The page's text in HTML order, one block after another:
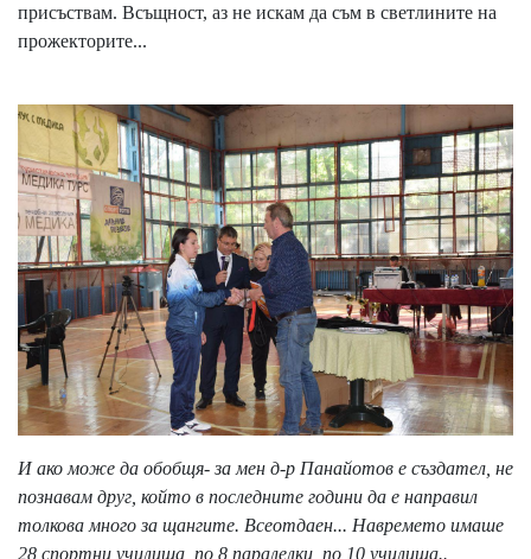
присъствам. Всъщност, аз не искам да съм в светлините на
прожекторите...
И ако може да обобщя- за мен д-р Панайотов е създател, не
познавам друг, който в последните години да е направил
толкова много за щангите. Всеотдаен... Навремето имаше
28 спортни училища, по 8 паралелки, по 10 училища..